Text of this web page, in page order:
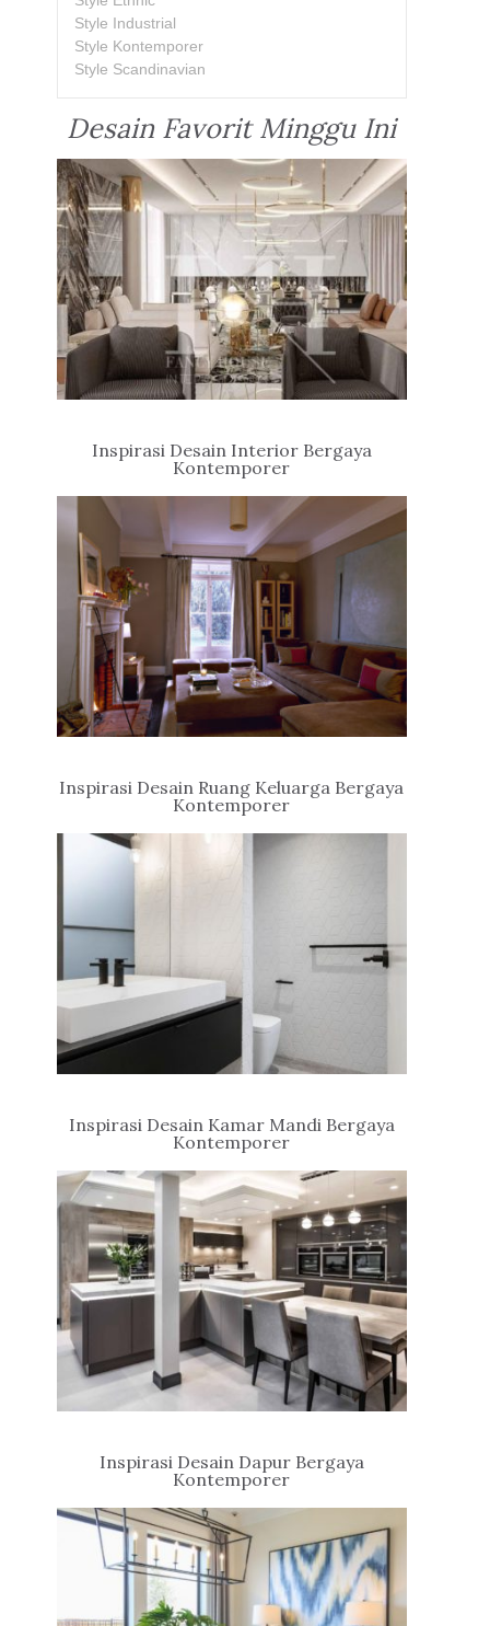
Style Industrial
Style Kontemporer
Style Scandinavian
Desain Favorit Minggu Ini
Inspirasi Desain Interior Bergaya
Kontemporer
Inspirasi Desain Ruang Keluarga Bergaya
Kontemporer
Inspirasi Desain Kamar Mandi Bergaya
Kontemporer
Inspirasi Desain Dapur Bergaya
Kontemporer